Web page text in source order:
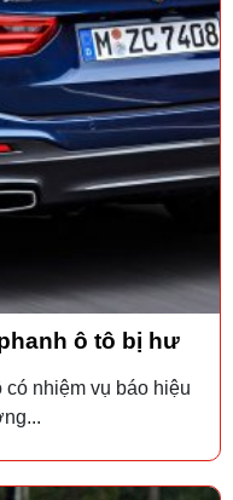
ô tô bị hư
nhiệm vụ báo hiệu